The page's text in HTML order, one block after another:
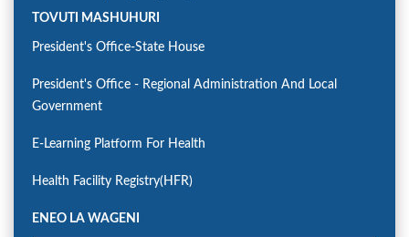
TOVUTI MASHUHURI
President's Office-State House
President's Office - Regional Administration And Local
Government
E-Learning Platform For Health
Health Facility Registry(HFR)
ENEO LA WAGENI